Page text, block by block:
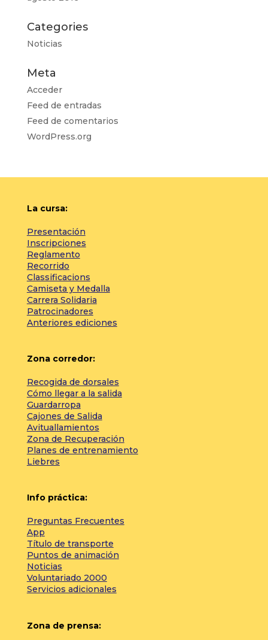
Categories
Noticias
Meta
Acceder
Feed de entradas
Feed de comentarios
WordPress.org
La cursa:
Presentación
Inscripciones
Reglamento
Recorrido
Classificacions
Camiseta y Medalla
Carrera Solidaria
Patrocinadores
Anteriores ediciones
Zona corredor:
Recogida de dorsales
Cómo llegar a la salida
Guardarropa
Cajones de Salida
Avituallamientos
Zona de Recuperación
Planes de entrenamiento
Liebres
Info práctica:
Preguntas Frecuentes
App
Título de transporte
Puntos de animación
Noticias
Voluntariado 2000
Servicios adicionales
Zona de prensa: